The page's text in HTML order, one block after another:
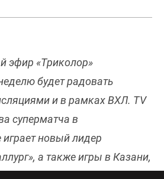
эфир «Триколор»
будет радовать
и в рамках ВХЛ. TV
суперматча в
играет новый лидер
а также игры в Казани,